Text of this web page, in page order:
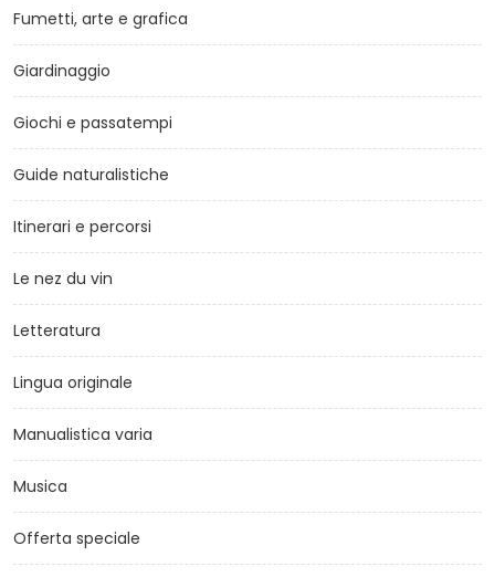
Fumetti, arte e grafica
Giardinaggio
Giochi e passatempi
Guide naturalistiche
Itinerari e percorsi
Le nez du vin
Letteratura
Lingua originale
Manualistica varia
Musica
Offerta speciale